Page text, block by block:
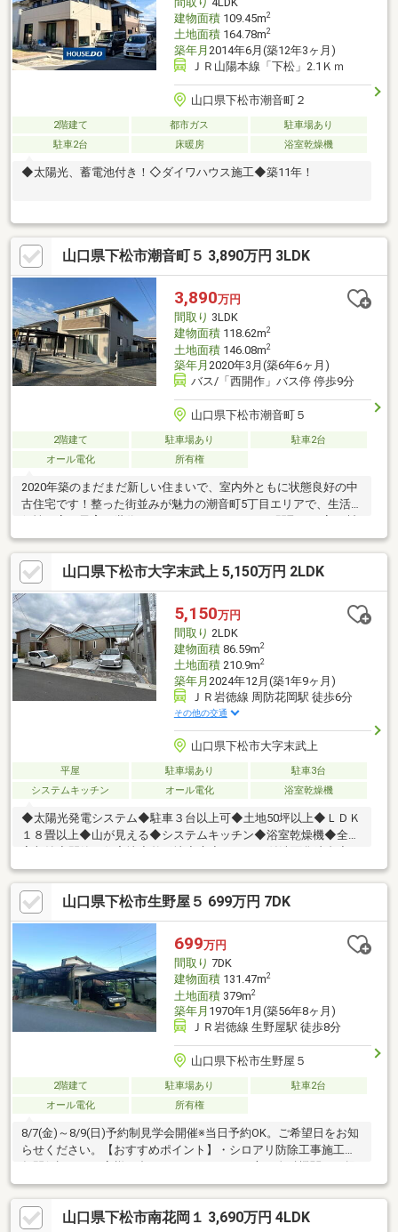
建物面積109.45m2
土地面積164.78m2
築年月 2014年6月(築12年3ヶ月)
ＪＲ山陽本線「下松」2.1Ｋｍ
山口県下松市潮音町２
2階建て 都市ガス
駐車場あり
駐車2台
床暖房 浴室乾燥機
◆太陽光、蓄電池付き！◇ダイワハウス施工◆築11年！
山口県下松市潮音町５ 3,890万円 3LDK
3,890万円
間取り 3LDK
建物面積118.62m2
土地面積146.08m2
築年月 2020年3月(築6年6ヶ月)
バス/「西開作」バス停 停歩9分
山口県下松市潮音町５
2階建て 駐車場あり
駐車2台
オール電化
所有権
2020年築のまだまだ新しい住まいで、室内外ともに状態良好の中
古住宅です！整った街並みが魅力の潮音町5丁目エリアで、生活利
熱性能で、一年中快適に過ごせます。
山口県下松市大字末武上 5,150万円 2LDK
5,150万円
間取り 2LDK
建物面積86.59m2
土地面積210.9m2
築年月 2024年12月(築1年9ヶ月)
ＪＲ岩徳線 周防花岡駅 徒歩6分
その他の交通
山口県下松市大字末武上
平屋 駐車場あり
駐車3台
システムキッチン
オール電化 浴室乾燥機
◆太陽光発電システム◆駐車３台以上可◆土地50坪以上◆ＬＤＫ
１８畳以上◆山が見える◆システムキッチン◆浴室乾燥機◆全居
室収納◆閑静な住宅地◆整形地◆庭◆シャワー付洗面化粧台◆セ
キュリティ充実◆ロフト◆ＴＶモニタ付インターホン◆緑豊かな
住宅地◆通風良好◆全居室フローリング◆ウッドデッキ◆パント
リー（食器・食品の収納庫）◆ＩＨクッキングヒーター◆平坦地
◆食器洗乾燥機◆周辺交通量少なめ◆オール電化◆高機能トイレ
山口県下松市生野屋５ 699万円 7DK
699万円
間取り 7DK
建物面積131.47m2
土地面積379m2
築年月 1970年1月(築56年8ヶ月)
ＪＲ岩徳線 生野屋駅 徒歩8分
山口県下松市生野屋５
2階建て 駐車場あり
駐車2台
オール電化
所有権
8/7(金)～8/9(日)予約制見学会開催※当日予約OK。ご希望日をお知
らせください。【おすすめポイント】・シロアリ防除工事施工後5
案。住宅ローンが初めての方でもお気軽にご相談ください。【周
辺施設】・下松市立花岡小学校1900m・下松市立末武中学校3200
ｍ・アルク生野屋店様500ｍ・セブンイレブン下松生野屋店様600
山口県下松市南花岡１ 3,690万円 4LDK